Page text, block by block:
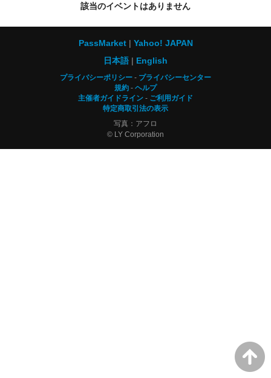
該当のイベントはありません
PassMarket
Yahoo! JAPAN
日本語
English
プライバシーポリシー
プライバシーセンター
規約
ヘルプ
主催者ガイドライン
ご利用ガイド
特定商取引法の表示
写真：アフロ
© LY Corporation